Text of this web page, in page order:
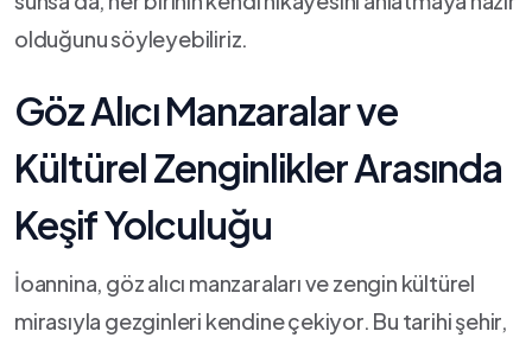
olduğunu ​söyleyebiliriz.
Göz Alıcı Manzaralar ve
Kültürel ​Zenginlikler Arasında
‍Keşif Yolculuğu
İoannina, göz alıcı manzaraları ve zengin kültürel
mirasıyla gezginleri kendine çekiyor. Bu ⁣tarihi şehir,